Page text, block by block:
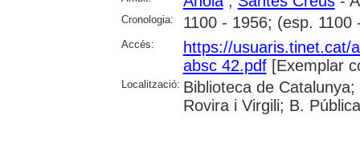
Cronologia: 1100 - 1956; (esp. 1100
Accés:
https://usuaris.tinet.cat/
absc 42.pdf[Exemplar
Localització: Biblioteca de
Rovira i Virgili; B.